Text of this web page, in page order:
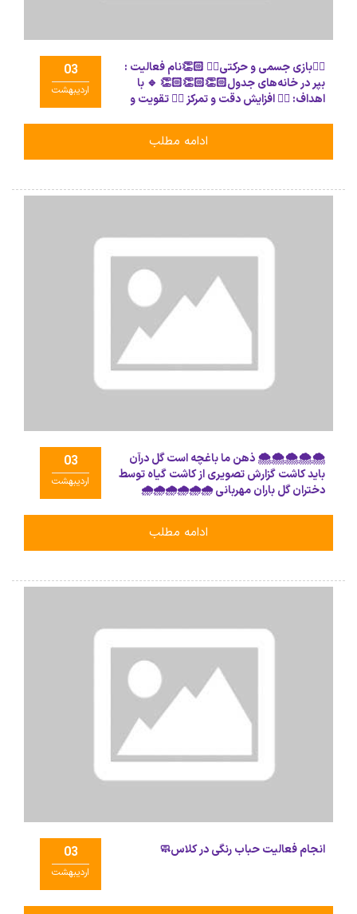
03
اردیبهشت
🏃‍♂بازی جسمی و حرکتی🏃‍♂ 👏🏻نام فعالیت :
بپر در خانه‌های جدول👏🏻👏🏻👏🏻 🔹 با
اهداف: 👈🏻 افزایش دقت و تمرکز 👈🏻 تقویت و
ادامه مطلب
03
اردیبهشت
🌨🌨🌨🌨🌨 ذهن ما باغچه است گل درآن
باید کاشت گزارش تصویری از کاشت گیاه توسط
دختران گل باران مهربانی 🌧🌧🌧🌧🌧🌧
ادامه مطلب
03
اردیبهشت
انجام فعالیت حباب رنگی در کلاس🧼